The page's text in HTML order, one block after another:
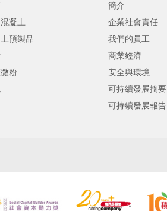
凝土
預製品
粉
簡介
企業社會責任
我們的員工
商業經濟
安全與環境
可持續發展摘要
可持續發展報告